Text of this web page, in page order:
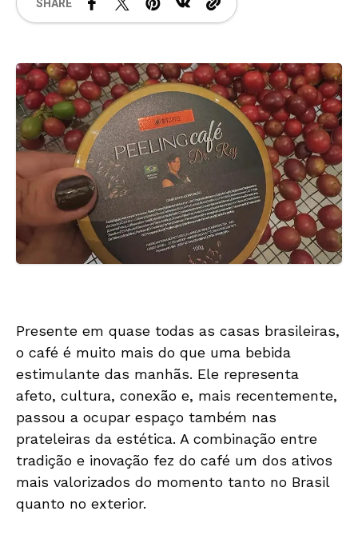
Presente em quase todas as casas brasileiras,
o café é muito mais do que uma bebida
estimulante das manhãs. Ele representa
afeto, cultura, conexão e, mais recentemente,
passou a ocupar espaço também nas
prateleiras da estética. A combinação entre
tradição e inovação fez do café um dos ativos
mais valorizados do momento tanto no Brasil
quanto no exterior.